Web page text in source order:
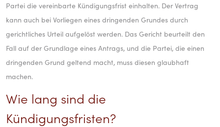
Partei die vereinbarte Kündigungsfrist einhalten. Der Vertrag
kann auch bei Vorliegen eines dringenden Grundes durch
gerichtliches Urteil aufgelöst werden. Das Gericht beurteilt den
Fall auf der Grundlage eines Antrags, und die Partei, die einen
dringenden Grund geltend macht, muss diesen glaubhaft
machen.
Wie lang sind die
Kündigungsfristen?